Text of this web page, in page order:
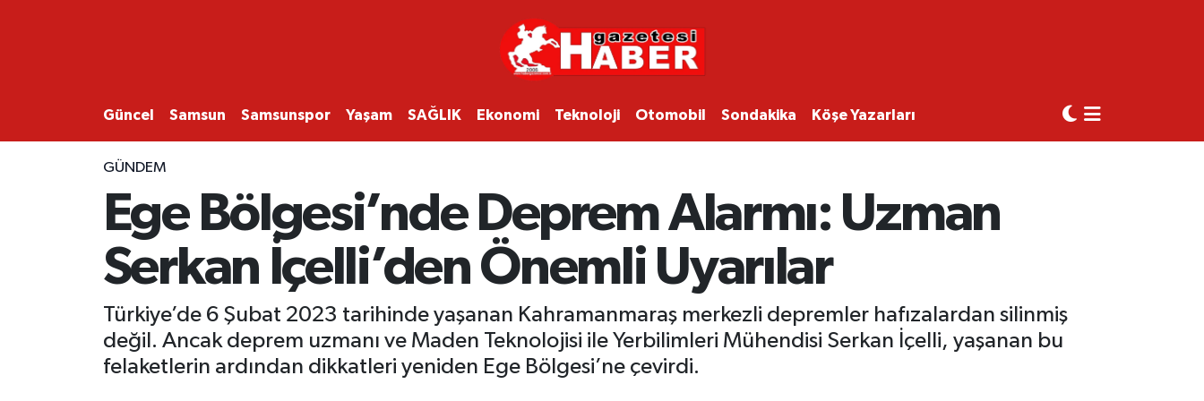
Güncel Samsun Samsunspor Yaşam SAĞLIK Ekonomi Teknoloji Otomobil Sondakika Köşe Yazarları
GÜNDEM
Ege Bölgesi’nde Deprem Alarmı: Uzman
Serkan İçelli’den Önemli Uyarılar
Türkiye’de 6 Şubat 2023 tarihinde yaşanan Kahramanmaraş merkezli depremler hafızalardan silinmiş
değil. Ancak deprem uzmanı ve Maden Teknolojisi ile Yerbilimleri Mühendisi Serkan İçelli, yaşanan bu
felaketlerin ardından dikkatleri yeniden Ege Bölgesi’ne çevirdi.
SAMSUN
SAMSUNSPOR
EKONOMİ